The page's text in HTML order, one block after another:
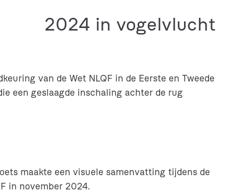
2024 in vogelvlucht
van de Wet NLQF in de Eerste en Tweede
een geslaagde inschaling achter de rug
maakte een visuele samenvatting tijdens de
in november 2024.